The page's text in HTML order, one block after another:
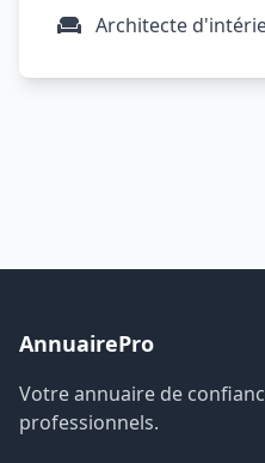
Architecte
AnnuairePro
Votre annuaire de
professionnels.